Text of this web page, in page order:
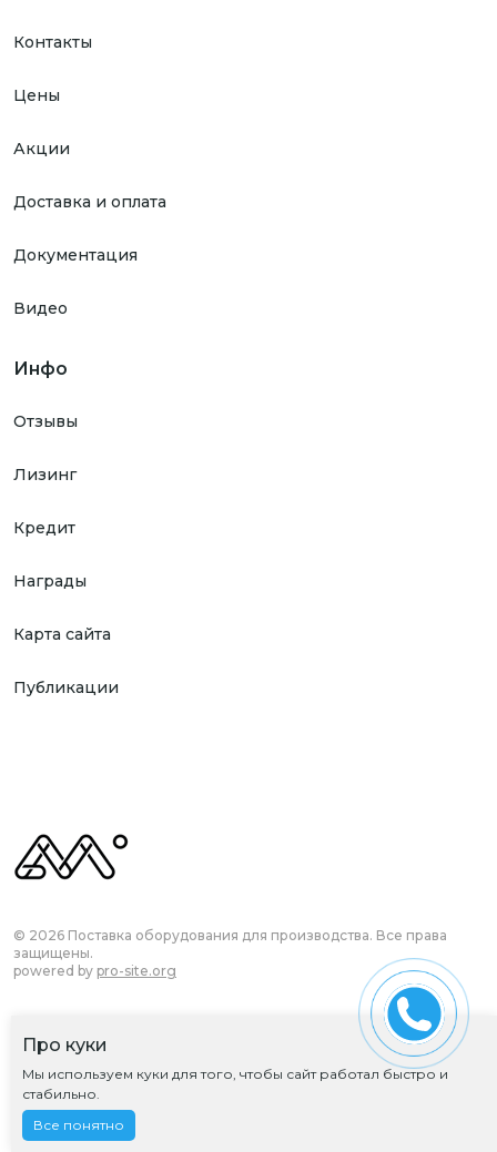
Контакты
Цены
Акции
Доставка и оплата
Документация
Видео
Инфо
Отзывы
Лизинг
Кредит
Награды
Карта сайта
Публикации
© 2026 Поставка оборудования для производства. Все права
защищены.
powered by pro-site.org
Политика обработки ПД
Про куки
Мы используем куки для того, чтобы сайт работал быстро и
стабильно.
Все понятно